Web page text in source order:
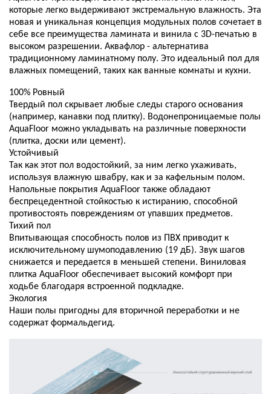
которые легко выдерживают экстремальную влажность. Эта
новая и уникальная концепция модульных полов сочетает в
себе все преимущества ламината и винила с 3D-печатью в
высоком разрешении. Аквафлор - альтернатива
традиционному ламинатному полу. Это идеальный пол для
влажных помещений, таких как ванные комнаты и кухни.
100% Ровный
Твердый пол скрывает любые следы старого основания
(например, канавки под плитку). Водонепроницаемые полы
AquaFloor можно укладывать на различные поверхности
(плитка, доски или цемент).
Устойчивый
Так как этот пол водостойкий, за ним легко ухаживать,
используя влажную швабру, как и за кафельным полом.
Напольные покрытия AquaFloor также обладают
беспрецедентной стойкостью к истиранию, способной
противостоять повреждениям от упавших предметов.
Тихий пол
Впитывающая способность полов из ПВХ приводит к
исключительному шумоподавлению (19 дБ). Звук шагов
снижается и передается в меньшей степени. Виниловая
плитка AquaFloor обеспечивает высокий комфорт при
ходьбе благодаря встроенной подкладке.
Экология
Наши полы пригодны для вторичной переработки и не
содержат формальдегид.